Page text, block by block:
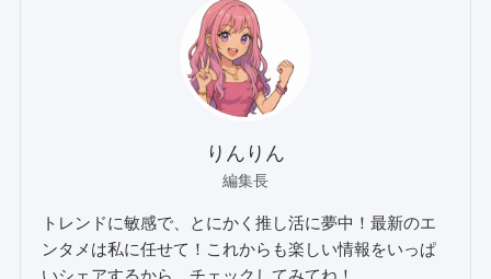
りんりん
編集長
トレンドに敏感で、とにかく推し活に夢中！最新のエ
ンタメは私に任せて！これからも楽しい情報をいっぱ
いシェアするから、チェックしてみてね！